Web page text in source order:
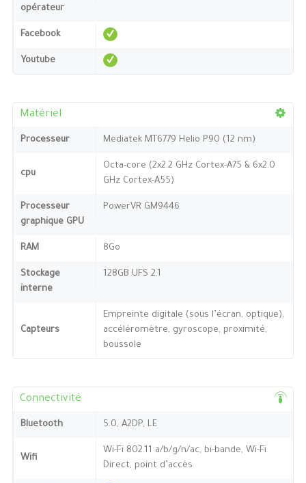
opérateur
Facebook
Youtube
Matériel
Processeur Mediatek MT6779 Helio P90 (12 nm)
cpu
Octa-core (2x2.2 GHz Cortex-A75 & 6x2.0
GHz Cortex-A55)
Processeur
graphique GPU
PowerVR GM9446
RAM 8Go
Stockage
interne
128GB UFS 2.1
Capteurs
Empreinte digitale (sous l’écran, optique),
accéléromètre, gyroscope, proximité,
boussole
Connectivité
Bluetooth 5.0, A2DP, LE
Wifi
Wi-Fi 802.11 a/b/g/n/ac, bi-bande, Wi-Fi
Direct, point d’accès